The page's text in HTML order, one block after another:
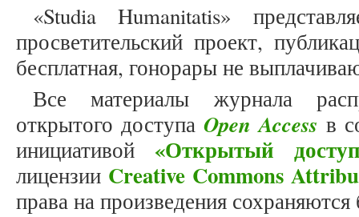
«Studia Humanitatis»
просветительский проект,
бесплатная, гонорары не
Все материалы журнала
открытого доступаOpen Access в
инициативой «Открытый
лицензии Creative Commons
права на произведения